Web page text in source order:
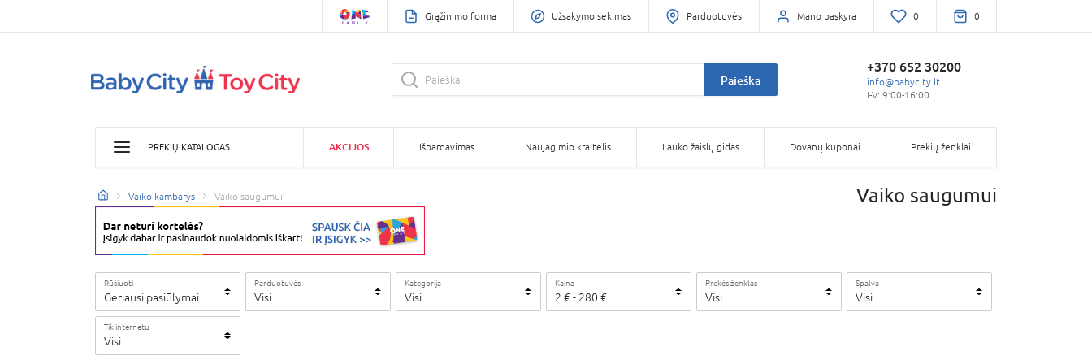
Grąžinimo forma Užsakymo sekimas Parduotuvės Mano paskyra 0 0
Paieška
+370 652 30200
info@babycity.lt
I-V: 9:00-16:00
PREKIŲ KATALOGAS AKCIJOS Išpardavimas Naujagimio kraitelis Lauko žaislų gidas Dovanų kuponai Prekių ženklai
Vaiko kambarys Vaiko saugumui Vaiko saugumui
Rūšiuoti
Geriausi pasiūlymai
Parduotuvės
Visi
Kategorija
Visi
Kaina
2 €- 280 €
Prekės ženklas
Visi
Spalva
Visi
Tik internetu
Visi